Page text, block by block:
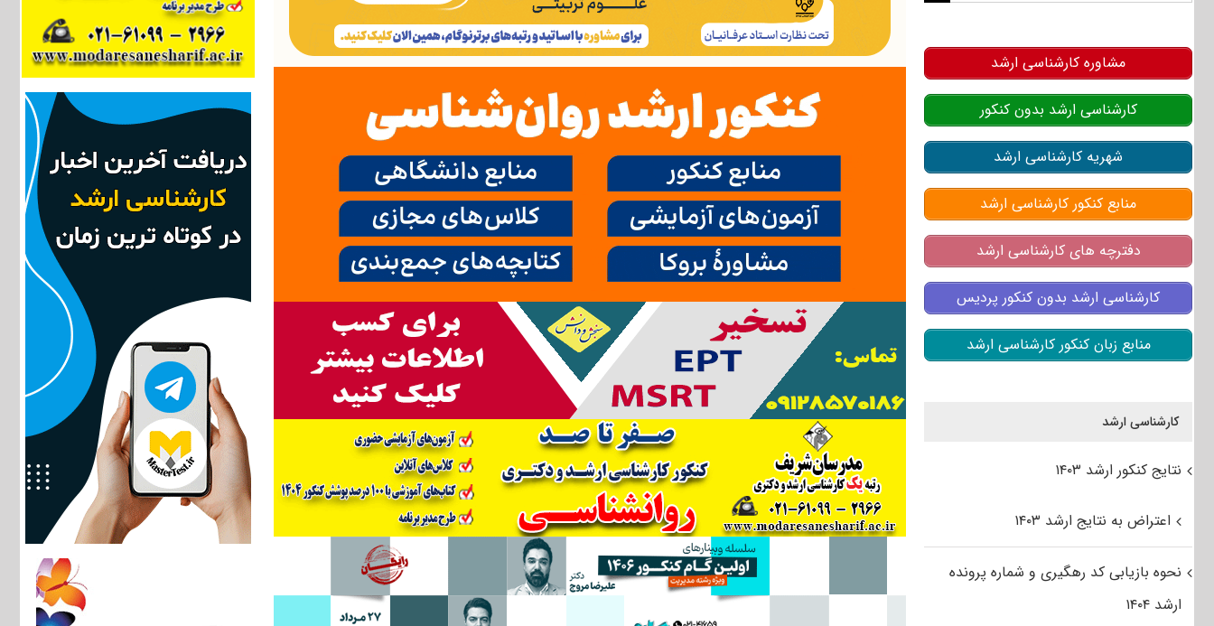
مشاوره کارشناسی ارشد
کارشناسی ارشد بدون کنکور
شهریه کارشناسی ارشد
منابع کنکور کارشناسی ارشد
دفترچه های کارشناسی ارشد
کارشناسی ارشد بدون کنکور پردیس
منابع زبان کنکور کارشناسی ارشد
کارشناسی ارشد
نتایج کنکور ارشد ۱۴۰۳
اعتراض به نتایج ارشد ۱۴۰۳
نحوه بازیابی کد رهگیری و شماره پرونده
ارشد ۱۴۰۴